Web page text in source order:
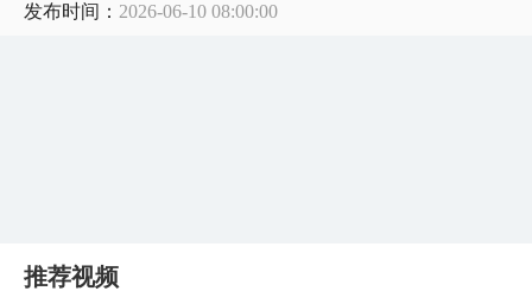
发布时间： 2026-06-10 08:00:00
推荐视频